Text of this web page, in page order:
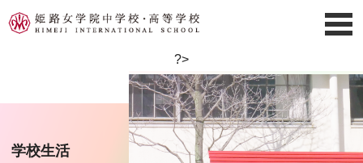
?>
学校生活